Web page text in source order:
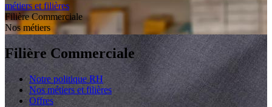
métiers et filières
Filière Commerciale
Nos métiers
Filière Commerciale
Notre politique RH
Nos métiers et filières
Offres